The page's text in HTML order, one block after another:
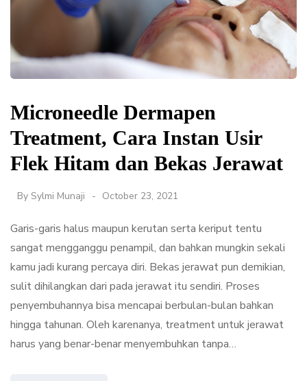
Microneedle Dermapen
Treatment, Cara Instan Usir
Flek Hitam dan Bekas Jerawat
By Sylmi Munaji October 23, 2021
Garis-garis halus maupun kerutan serta keriput tentu
sangat mengganggu penampil, dan bahkan mungkin sekali
kamu jadi kurang percaya diri. Bekas jerawat pun demikian,
sulit dihilangkan dari pada jerawat itu sendiri. Proses
penyembuhannya bisa mencapai berbulan-bulan bahkan
hingga tahunan. Oleh karenanya, treatment untuk jerawat
harus yang benar-benar menyembuhkan tanpa…